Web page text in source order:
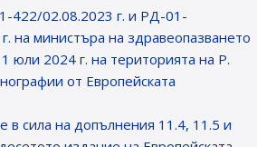
422/02.08.2023 г. и РД-01-
на министъра на здравеопазването
юли 2024 г. на територията на Р.
от Европейската
в сила на допълнения 11.4, 11.5 и